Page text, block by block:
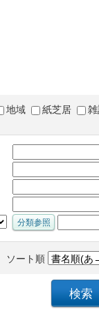
地域 紙芝居
ソート順